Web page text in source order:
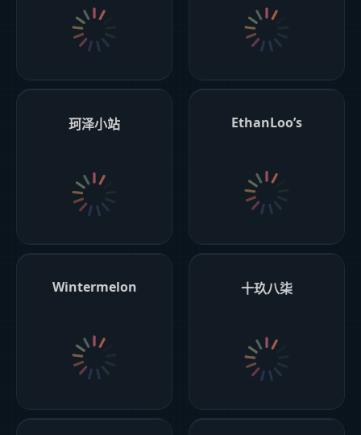
珂泽小站 EthanLoo’s
Wintermelon 十玖八柒